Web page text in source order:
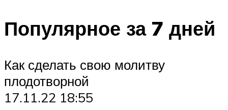
Популярное за 7 дней
Как сделать свою молитву
плодотворной
17.11.22 18:55